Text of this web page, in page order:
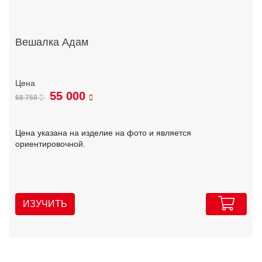
Вешалка Адам
68 750 55 000
Цена указана на изделие на фото и является
ориентировочной.
ИЗУЧИТЬ